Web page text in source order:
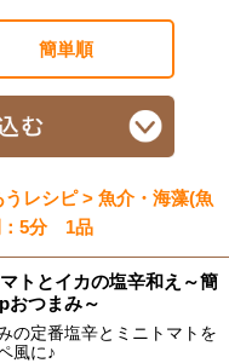
簡単順
レシピ > 魚介・海藻(魚
：5分 1品
トとイカの塩辛和え～簡
おつまみ～
の定番塩辛とミニトマトを
風に♪